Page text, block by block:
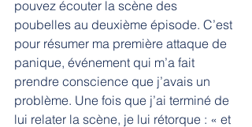
pouvez écouter la scène des
poubelles au deuxième épisode. C’est
pour résumer ma première attaque de
panique, événement qui m’a fait
prendre conscience que j’avais un
problème. Une fois que j’ai terminé de
lui relater la scène, je lui rétorque : « et